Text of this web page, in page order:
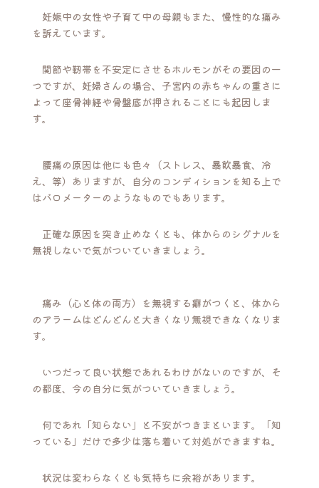
妊娠中の女性や子育て中の母親もまた、慢性的な痛み
を訴えています。
関節や靭帯を不安定にさせるホルモンがその要因の一
つですが、妊婦さんの場合、子宮内の赤ちゃんの重さに
よって座骨神経や骨盤底が押されることにも起因しま
す。
腰痛の原因は他にも色々（ストレス、暴飲暴食、冷
え、等）ありますが、自分のコンディションを知る上で
はバロメーターのようなものでもあります。
正確な原因を突き止めなくとも、体からのシグナルを
無視しないで気がついていきましょう。
痛み（心と体の両方）を無視する癖がつくと、体から
のアラームはどんどんと大きくなり無視できなくなりま
す。
いつだって良い状態であれるわけがないのですが、そ
の都度、今の自分に気がついていきましょう。
何であれ「知らない」と不安がつきまといます。「知
っている」だけで多少は落ち着いて対処ができますね。
状況は変わらなくとも気持ちに余裕があります。